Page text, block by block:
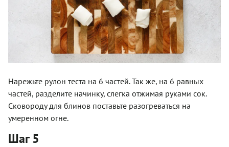
Нарежьте рулон теста на 6 частей. Так же, на 6 равных
частей, разделите начинку, слегка отжимая руками сок.
Сковороду для блинов поставьте разогреваться на
умеренном огне.
Шаг 5